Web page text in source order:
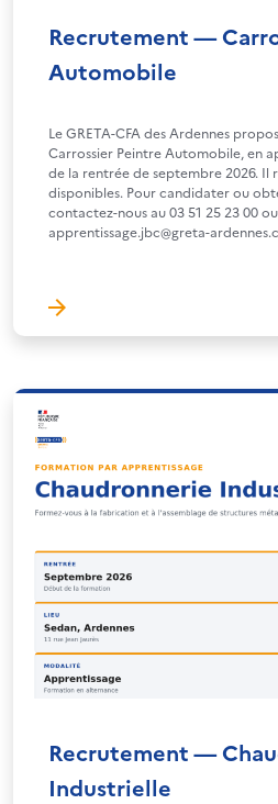
Recrutement —
Automobile
Le GRETA-CFA des Ardennes
Carrossier Peintre Automobile, en
de la rentrée de septembre 2026. Il
disponibles. Pour candidater ou
contactez-nous au 03 51 25 23 00
apprentissage.jbc@greta-
Recrutement —
Industrielle